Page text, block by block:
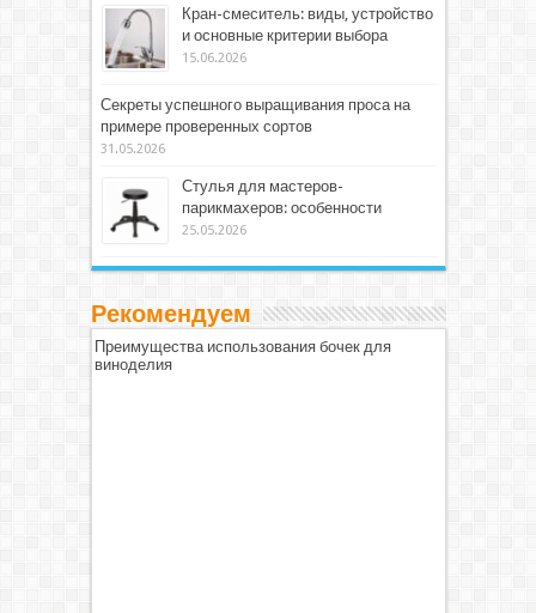
Кран-смеситель: виды, устройство
и основные критерии выбора
15.06.2026
Секреты успешного выращивания проса на
примере проверенных сортов
31.05.2026
Стулья для мастеров-
парикмахеров: особенности
25.05.2026
Рекомендуем
Преимущества использования бочек для
виноделия